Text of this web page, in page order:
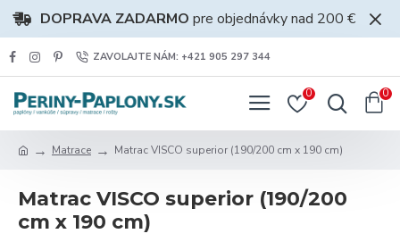
DOPRAVA ZADARMO pre objednávky nad 200 €
ZAVOLAJTE NÁM: +421 905 297 344
0 0
Matrace Matrac VISCO superior (190/200 cm x 190 cm)
Matrac VISCO superior (190/200
cm x 190 cm)